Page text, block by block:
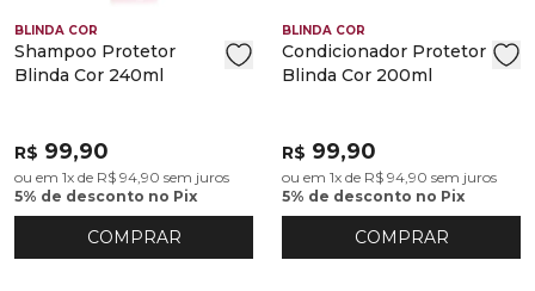
BLINDA COR
Shampoo Protetor
Blinda Cor 240ml
R$ 99,90
ou em 1x de R$ 94,90 sem juros
5% de desconto no Pix
COMPRAR
BLINDA COR
Condicionador Protetor
Blinda Cor 200ml
R$ 99,90
ou em 1x de R$ 94,90 sem juros
5% de desconto no Pix
COMPRAR